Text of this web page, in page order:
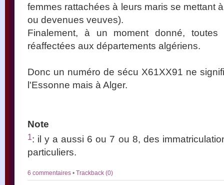
femmes rattachées à leurs maris se mettant
ou devenues veuves).
Finalement, à un moment donné, toutes
réaffectées aux départements algériens.
Donc un numéro de sécu X61XX91 ne
l'Essonne mais à Alger.
Note
1: il y a aussi 6 ou 7 ou 8, des
particuliers.
6 commentaires • Trackback (0)